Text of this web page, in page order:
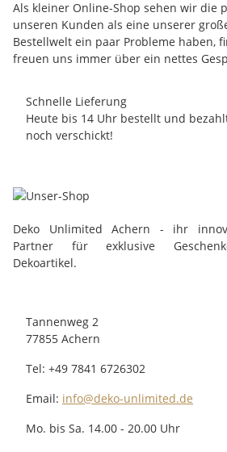
Als kleiner Online-Shop sehen wir die
unseren Kunden als eine unserer
Bestellwelt ein paar Probleme haben,
freuen uns immer über ein nettes
Schnelle Lieferung
Heute bis 14 Uhr bestellt und
noch verschickt!
Deko Unlimited Achern - ihr
Partner für exklusive
Dekoartikel.
Tannenweg 2
77855 Achern
Tel: +49 7841 6726302
Email: info@deko-unlimited.de
Mo. bis Sa. 14.00 - 20.00 Uhr